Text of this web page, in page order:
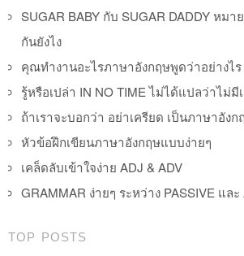
SUGAR BABY กับ SUGAR DADDY หม
กันยังไง
คุณทำงานอะไรภาษาอังกฤษพูดว่าอย่างไร
รู้หรือเปล่า IN NO TIME ไม่ได้แปลว่าไม่มี
ถ้าเราจะบอกว่า อย่าเครียด เป็นภาษาอัง
หัวข้อฝึกเขียนภาษาอังกฤษแบบง่ายๆ
เคล็ดลับเข้าใจง่าย ADJ & ADV
GRAMMAR ง่ายๆ ระหว่าง PASSIVE และ
TOP POSTS